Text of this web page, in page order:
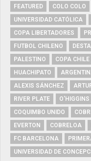
FEATURED COLO COLO
UNIVERSIDAD CATÓLICA
COPA LIBERTADORES
FUTBOL CHILENO
PALESTINO
COPA CHILE
HUACHIPATO
ALEXIS SÁNCHEZ
RIVER PLATE
O'HIGGINS
COQUIMBO UNIDO
EVERTON
COBRELOA
FC BARCELONA
UNIVERSIDAD DE